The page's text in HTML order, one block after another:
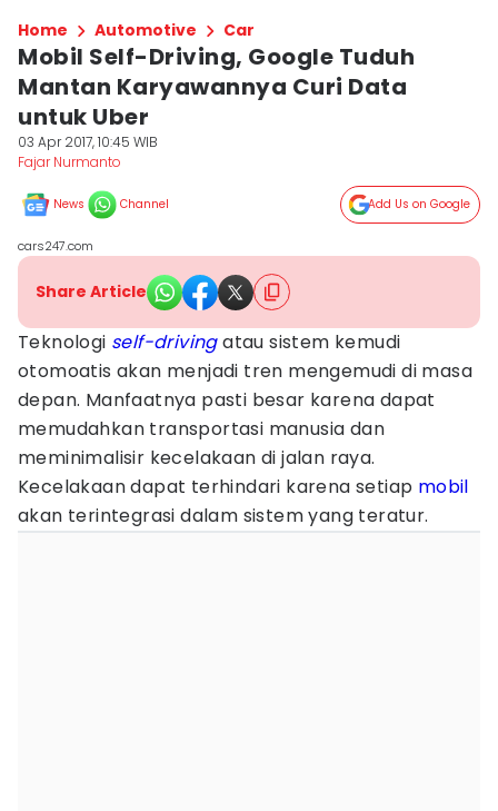
Home Automotive Car
Mobil Self-Driving, Google Tuduh
Mantan Karyawannya Curi Data
untuk Uber
03 Apr 2017, 10:45 WIB
Fajar Nurmanto
News Channel Add Us on Google
cars247.com
Share Article
Teknologi self-drivingatau sistem kemudi
otomoatis akan menjadi tren mengemudi di masa
depan. Manfaatnya pasti besar karena dapat
memudahkan transportasi manusia dan
meminimalisir kecelakaan di jalan raya.
Kecelakaan dapat terhindari karena setiap mobil
akan terintegrasi dalam sistem yang teratur.